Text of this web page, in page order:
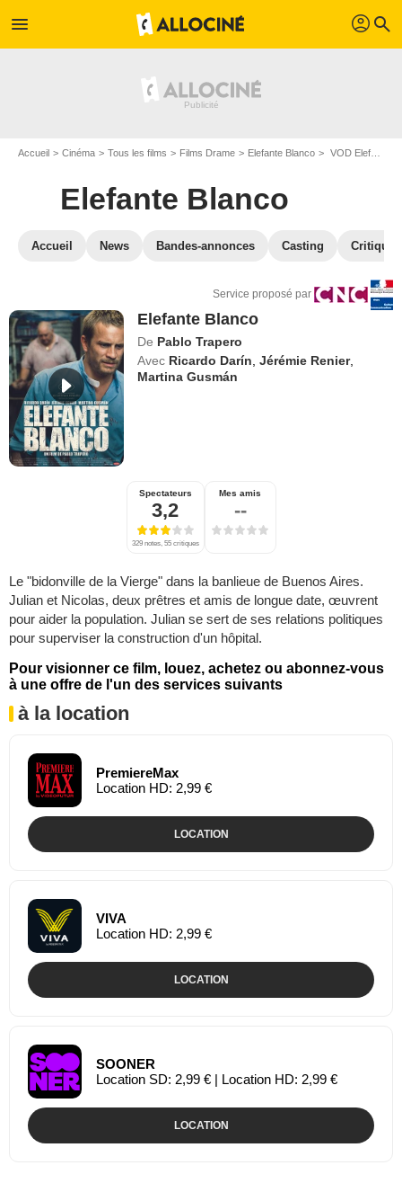
menu profil search
Accueil Cinéma Tous les films Films Drame Elefante Blanco VOD Elefante Blanco
Elefante Blanco
Accueil News Bandes-annonces Casting
Service proposé par
Elefante Blanco
De Pablo Trapero
Avec Ricardo Darín ,Jérémie Renier,
Martina Gusmán
Spectateurs
3,2
329 notes, 55 critiques
Mes amis
--
Le "bidonville de la Vierge" dans la banlieue de Buenos Aires.
Julian et Nicolas, deux prêtres et amis de longue date, œuvrent
pour aider la population. Julian se sert de ses relations politiques
pour superviser la construction d'un hôpital.
Pour visionner ce film, louez, achetez ou abonnez-vous
à une offre de l'un des services suivants
à la location
PremiereMax
Location HD: 2,99 €
LOCATION
VIVA
Location HD: 2,99 €
LOCATION
SOONER
Location SD: 2,99 € | Location HD: 2,99 €
LOCATION